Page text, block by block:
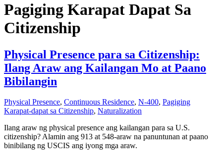
Pagiging Karapat Dapat Sa
Citizenship
Physical Presence para sa Citizenship:
Ilang Araw ang Kailangan Mo at Paano
Bibilangin
Physical Presence, Continuous Residence, N-400, Pagiging
Karapat-dapat sa Citizenship, Naturalization
Ilang araw ng physical presence ang kailangan para sa U.S.
citizenship? Alamin ang 913 at 548-araw na panuntunan at paano
binibilang ng USCIS ang iyong mga araw.